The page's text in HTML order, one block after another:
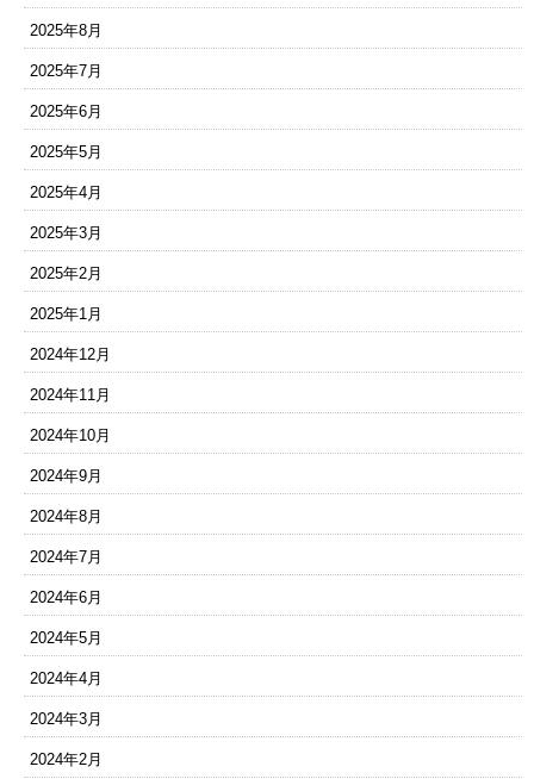
2025年8月
2025年7月
2025年6月
2025年5月
2025年4月
2025年3月
2025年2月
2025年1月
2024年12月
2024年11月
2024年10月
2024年9月
2024年8月
2024年7月
2024年6月
2024年5月
2024年4月
2024年3月
2024年2月